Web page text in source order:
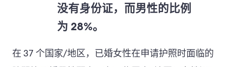
没有身份证，而男性的比例
为 28%。
在 37 个国家/地区，已婚女性在申请护照时面临的